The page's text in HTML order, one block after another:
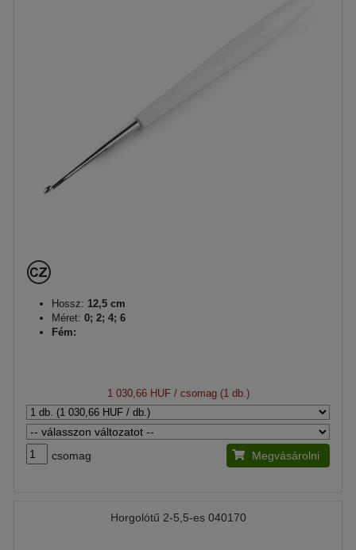
Hossz: 12,5 cm
Méret: 0; 2; 4; 6
Fém:
1 030,66 HUF/ csomag (1 db.)
csomag Megvásárolni
Horgolótű 2-5,5-es 040170